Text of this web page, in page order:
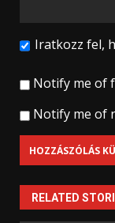
Iratkozz fel,
Notify me of
Notify me of
RELATED